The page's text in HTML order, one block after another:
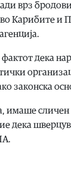
врз
Карибите и
дека
законска
имаше сличен
дека